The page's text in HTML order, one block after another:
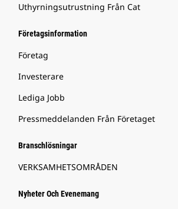
Uthyrningsutrustning Från Cat
Företagsinformation
Företag
Investerare
Lediga Jobb
Pressmeddelanden Från Företaget
Branschlösningar
VERKSAMHETSOMRÅDEN
Nyheter Och Evenemang